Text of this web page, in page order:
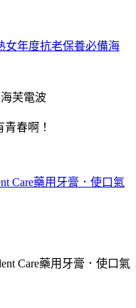
女年度抗老保養必備海
春啊！
Care藥用牙膏．使口氣
Care藥用牙膏．使口氣